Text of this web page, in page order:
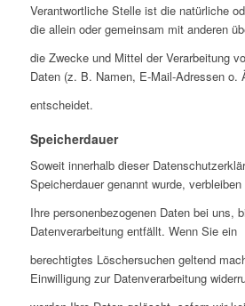
Verantwortliche Stelle ist die natürliche
die allein oder gemeinsam mit anderen
die Zwecke und Mittel der Verarbeitung
Daten (z. B. Namen, E-Mail-Adressen o.
entscheidet.
Speicherdauer
Soweit innerhalb dieser
Speicherdauer genannt wurde, verbleiben
Ihre personenbezogenen Daten bei uns,
Datenverarbeitung entfällt. Wenn Sie ein
berechtigtes Löschersuchen geltend
Einwilligung zur Datenverarbeitung